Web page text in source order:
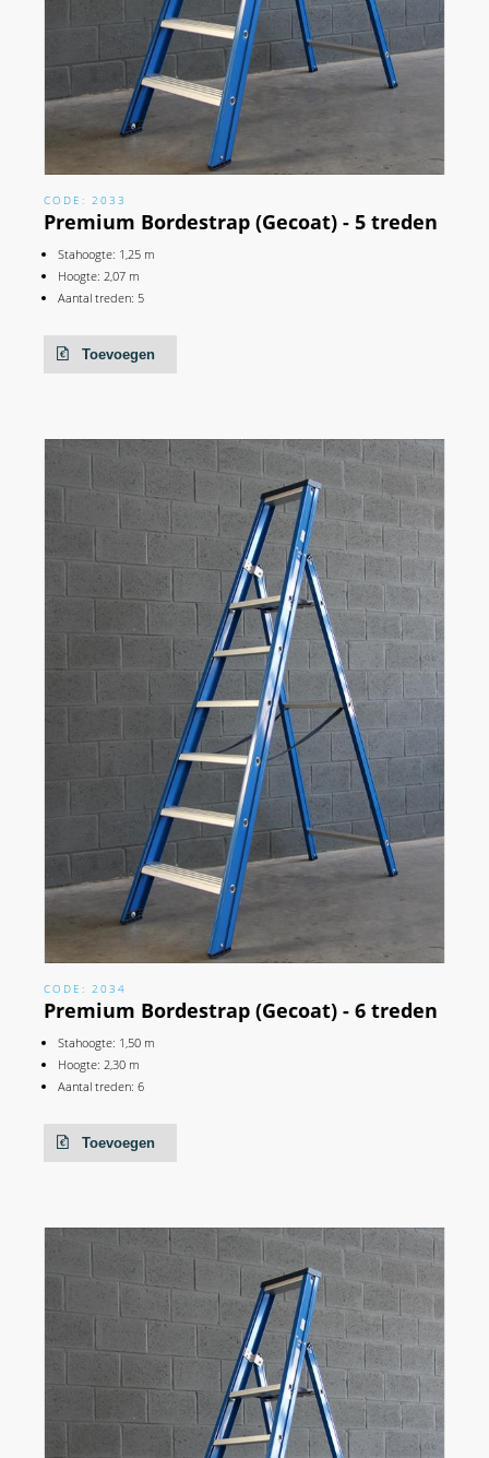
CODE: 2033
Premium Bordestrap (Gecoat) - 5 treden
Stahoogte: 1,25 m
Hoogte: 2,07 m
Aantal treden: 5
Toevoegen
CODE: 2034
Premium Bordestrap (Gecoat) - 6 treden
Stahoogte: 1,50 m
Hoogte: 2,30 m
Aantal treden: 6
Toevoegen